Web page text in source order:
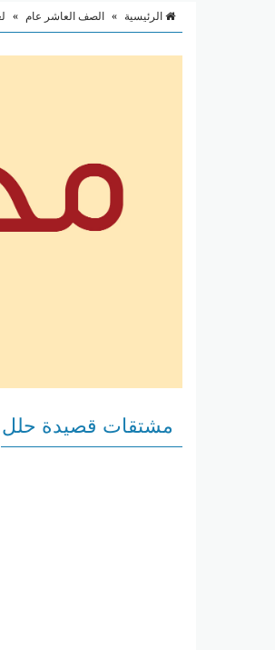
الرئيسية » الصف العاشر عام »
مشتقات قصيدة حلل